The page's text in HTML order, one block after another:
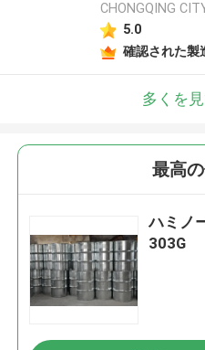
CHONGQING
5.0
確認された製
多くを
最高
ハミノ
303G